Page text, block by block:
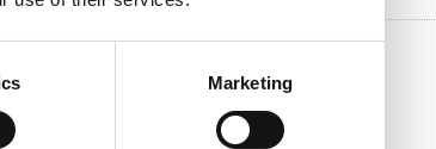
Marketing